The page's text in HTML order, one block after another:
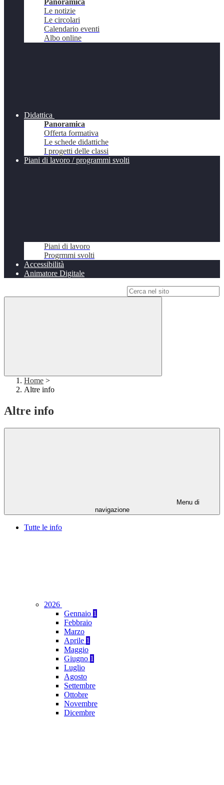
Panoramica
Le notizie
Le circolari
Calendario eventi
Albo online
Didattica
Panoramica
Offerta formativa
Le schede didattiche
I progetti delle classi
Piani di lavoro / programmi svolti
Piani di lavoro
Progrmmi svolti
Accessibilità
Animatore Digitale
Home >
Altre info
Altre info
Menu di
navigazione
Tutte le info
2026
Gennaio 1
Febbraio
Marzo
Aprile 1
Maggio
Giugno 1
Luglio
Agosto
Settembre
Ottobre
Novembre
Dicembre